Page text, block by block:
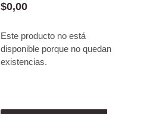
$0,00
Este producto no está
disponible porque no quedan
existencias.